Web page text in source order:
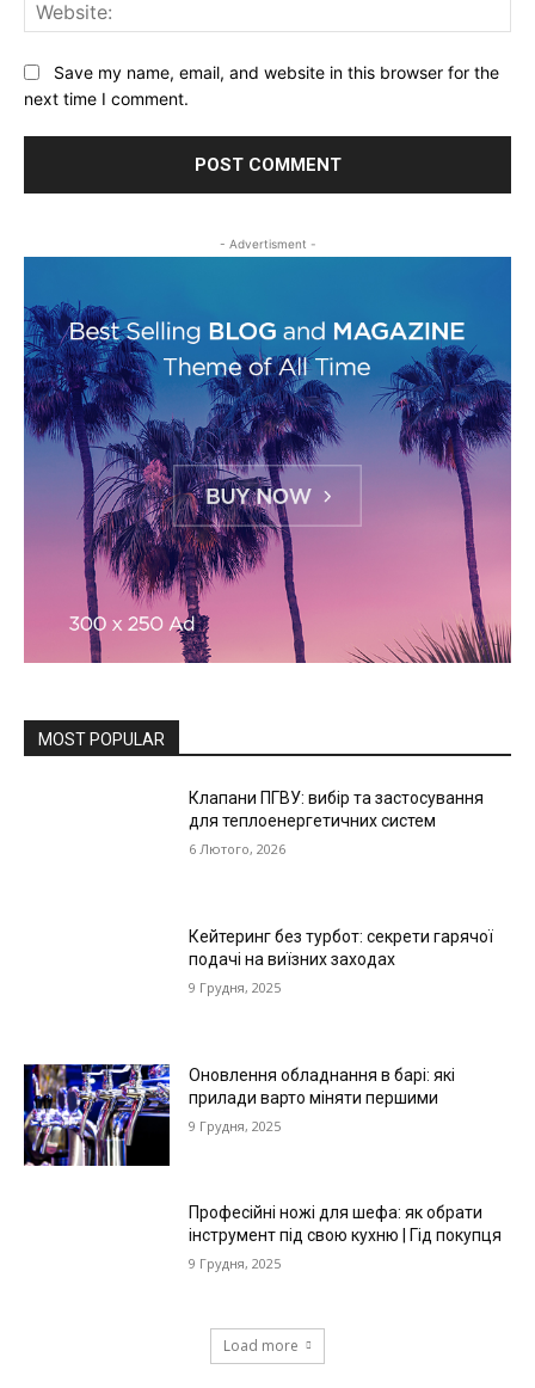
Save my name, email, and website in this browser for the
next time I comment.
- Advertisment -
MOST POPULAR
Клапани ПГВУ: вибір та застосування
для теплоенергетичних систем
6 Лютого, 2026
Кейтеринг без турбот: секрети гарячої
подачі на виїзних заходах
9 Грудня, 2025
Оновлення обладнання в барі: які
прилади варто міняти першими
9 Грудня, 2025
Професійні ножі для шефа: як обрати
інструмент під свою кухню | Гід покупця
9 Грудня, 2025
Load more